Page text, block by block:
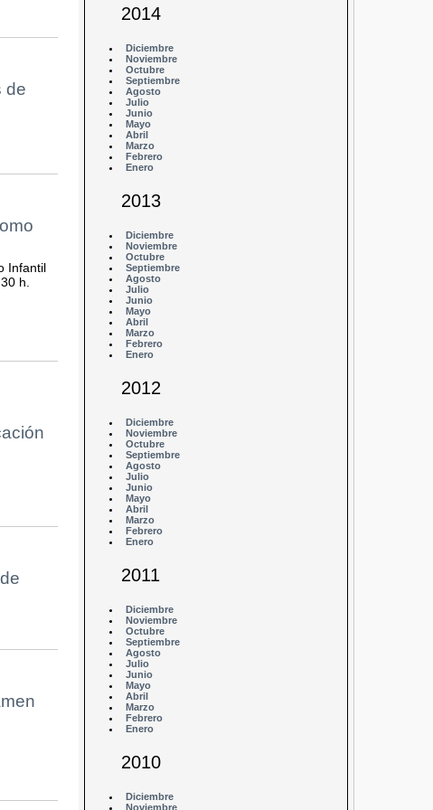
de
Infantil
h.
2014
Diciembre
Noviembre
Octubre
Septiembre
Agosto
Julio
Junio
Mayo
Abril
Marzo
Febrero
Enero
2013
Diciembre
Noviembre
Octubre
Septiembre
Agosto
Julio
Junio
Mayo
Abril
Marzo
Febrero
Enero
2012
Diciembre
Noviembre
Octubre
Septiembre
Agosto
Julio
Junio
Mayo
Abril
Marzo
Febrero
Enero
2011
Diciembre
Noviembre
Octubre
Septiembre
Agosto
Julio
Junio
Mayo
Abril
Marzo
Febrero
Enero
2010
Diciembre
Noviembre